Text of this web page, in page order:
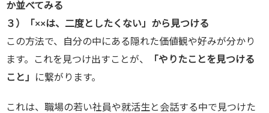
か並べてみる
３）「××は、二度としたくない」から見つける
この方法で、自分の中にある隠れた価値観や好みが分かり
ます。これを見つけ出すことが、
「やりたことを見つける
こと」
に繋がります。
これは、職場の若い社員や就活生と会話する中で見つけた